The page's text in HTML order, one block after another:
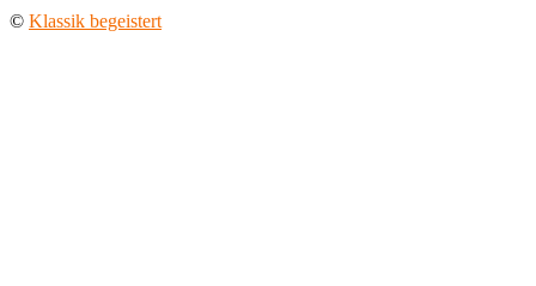
© Klassik begeistert